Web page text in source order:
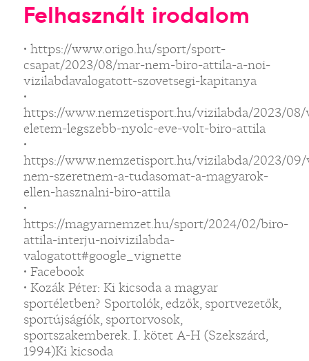
Felhasznált irodalom
• https://www.origo.hu/sport/sport-
csapat/2023/08/mar-nem-biro-attila-a-noi-
vizilabdavalogatott-szovetsegi-kapitanya
•
https://www.nemzetisport.hu/vizilabda/2023/
eletem-legszebb-nyolc-eve-volt-biro-attila
•
https://www.nemzetisport.hu/vizilabda/2023/
nem-szeretnem-a-tudasomat-a-magyarok-
ellen-hasznalni-biro-attila
•
https://magyarnemzet.hu/sport/2024/02/biro-
attila-interju-noivizilabda-
valogatott#google_vignette
• Facebook
• Kozák Péter: Ki kicsoda a magyar
sportéletben? Sportolók, edzők, sportvezetők,
sportújságíók, sportorvosok,
sportszakemberek. I. kötet A-H (Szekszárd,
1994)Ki kicsoda